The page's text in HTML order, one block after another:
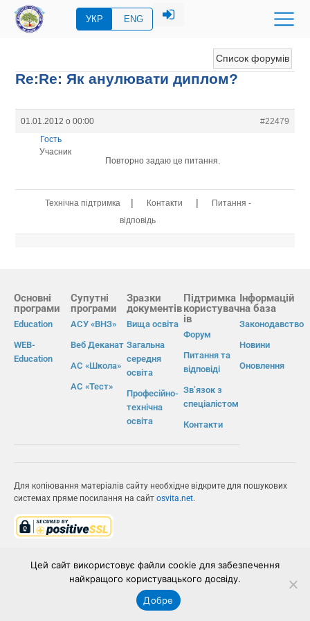
УКР ENG
Список форумів
Re:Re: Як анулювати диплом?
01.01.2012 о 00:00
#22479
Гость
Учасник
Повторно задаю це питання.
Технічна підтримка | Контакти |
Питання -
відповідь
Основні
програми
Education
WEB-
Education
Супутні
програми
АСУ «ВНЗ»
Веб Деканат
АС «Школа»
АС «Тест»
Зразки
документів
Вища освіта
Загальна
середня
освіта
Професійно-
технічна
освіта
Підтримка
користувач
ів
Форум
Питання та
відповіді
Зв’язок з
спеціалістом
Контакти
Інформацій
на база
Законодавство
Новини
Оновлення
Для копіювання матеріалів сайту необхідне відкрите для пошукових
системах пряме посилання на сайт osvita.net.
ІВС «ОСВІТА»
Цей сайт використовує файли cookie для забезпечення
найкращого користувацького досвіду.
Добре